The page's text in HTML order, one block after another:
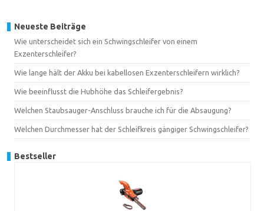
Neueste Beiträge
Wie unterscheidet sich ein Schwingschleifer von einem
Exzenterschleifer?
Wie lange hält der Akku bei kabellosen Exzenterschleifern wirklich?
Wie beeinflusst die Hubhöhe das Schleifergebnis?
Welchen Staubsauger-Anschluss brauche ich für die Absaugung?
Welchen Durchmesser hat der Schleifkreis gängiger Schwingschleifer?
Bestseller